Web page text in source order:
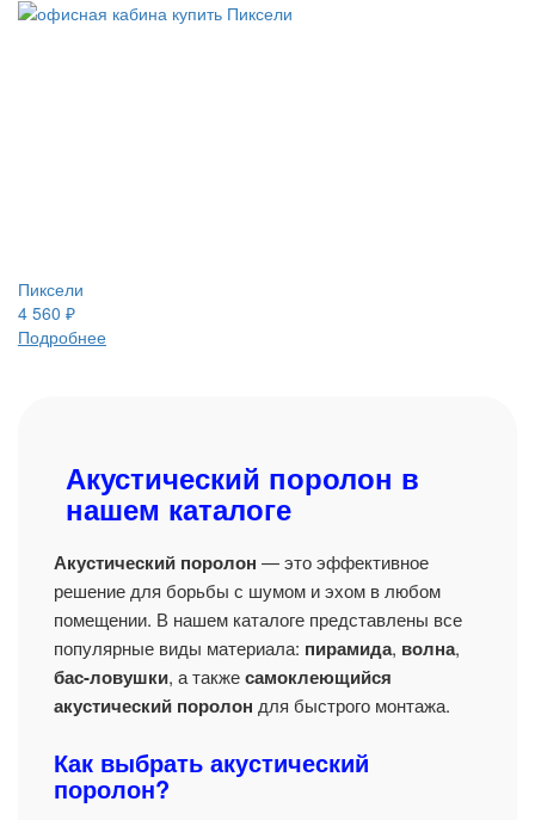
Пиксели
4 560 ₽
Подробнее
Акустический поролон в
нашем каталоге
Акустический поролон — это эффективное
решение для борьбы с шумом и эхом в любом
помещении. В нашем каталоге представлены все
популярные виды материала: пирамида, волна,
бас-ловушки, а такжесамоклеющийся
акустический поролон для быстрого монтажа.
Как выбрать акустический
поролон?